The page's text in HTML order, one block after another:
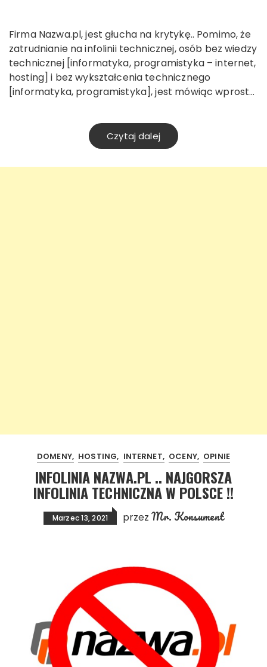
Firma Nazwa.pl, jest głucha na krytykę.. Pomimo, że
zatrudnianie na infolinii technicznej, osób bez wiedzy
technicznej [informatyka, programistyka – internet,
hosting] i bez wykształcenia technicznego
[informatyka, programistyka], jest mówiąc wprost…
Czytaj dalej
DOMENY HOSTING INTERNET OCENY OPINIE
INFOLINIA NAZWA.PL .. NAJGORSZA
INFOLINIA TECHNICZNA W POLSCE !!
Marzec 13, 2021 przezMr. Konsument